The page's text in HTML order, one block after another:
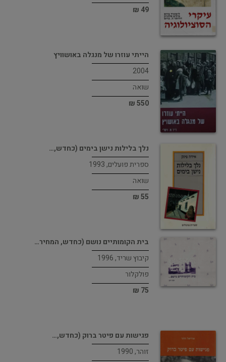
49 ₪
הייתי עוזרו של מנגלה באושוויץ
2004
שואה
550 ₪
נלך בלילות נישן בימים (כחדש,…
ספרית פועלים, 1993
שואה
55 ₪
בית הקומותיים נושם (כחדש, המחיר…
קיבוץ שריד, 1996
פולקלור
75 ₪
פגישות עם פיטר ברוק (כחדש,…
זוהר, 1990